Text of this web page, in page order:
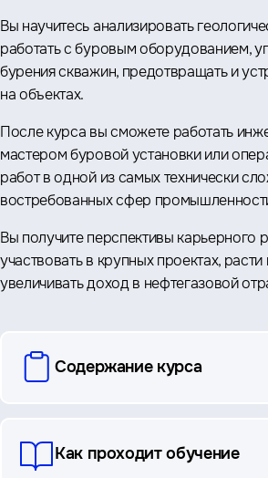
Вы научитесь анализировать
работать с буровым оборудованием,
бурения скважин, предотвращать и
на объектах.
После курса вы сможете работать
мастером буровой установки или
работ в одной из самых технически
востребованных сфер
Вы получите перспективы карьерного
участвовать в крупных проектах,
увеличивать доход в нефтегазовой
вопросы
Содержание курса
Как проходит обучение